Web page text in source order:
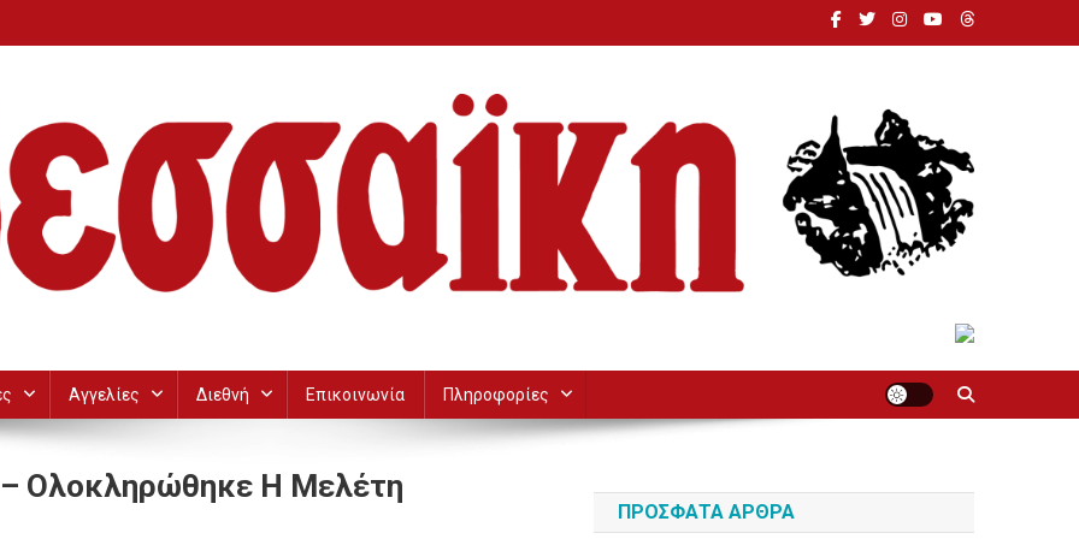
Αγγελίες Διεθνή Επικοινωνία Πληροφορίες
Ολοκληρώθηκε Η Μελέτη
ΠΡΌΣΦΑΤΑ ΆΡΘΡΑ